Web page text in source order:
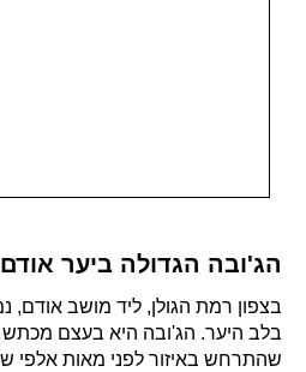
הג'ובה הגדולה ביער אודם
בצפון רמת הגולן, ליד מושב
בלב היער. הג'ובה היא בעצם מכתש
שהתרחש באיזור לפני מאות אלפי